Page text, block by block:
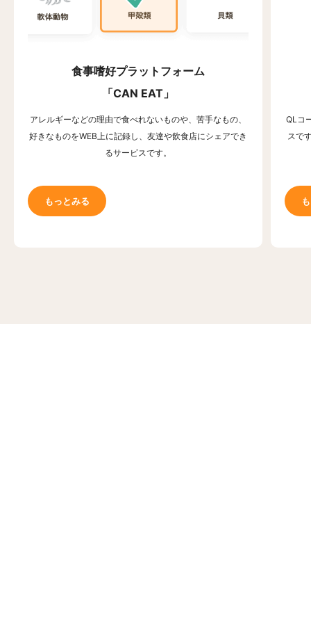
食事嗜好プラットフォーム
「CAN EAT」
アレルギーなどの理由で食べれないものや、苦手なもの、
好きなものをWEB上に記録し、友達や飲食店にシェアでき
るサービスです。
もっとみる
QLコ
スで